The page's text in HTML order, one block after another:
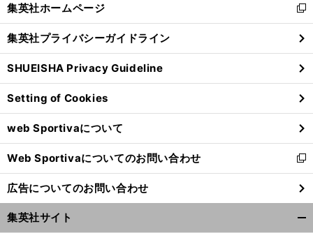
閉
る
集英社ホームページ
新
し
い
ウ
ィ
ン
ド
ウ
で
開
く
集英社プライバシーガイドライン
SHUEISHA Privacy Guideline
Setting of Cookies
web Sportivaについて
Web Sportivaについてのお問い合わせ
新
し
い
ウ
ィ
ン
広告についてのお問い合わせ
集英社サイト